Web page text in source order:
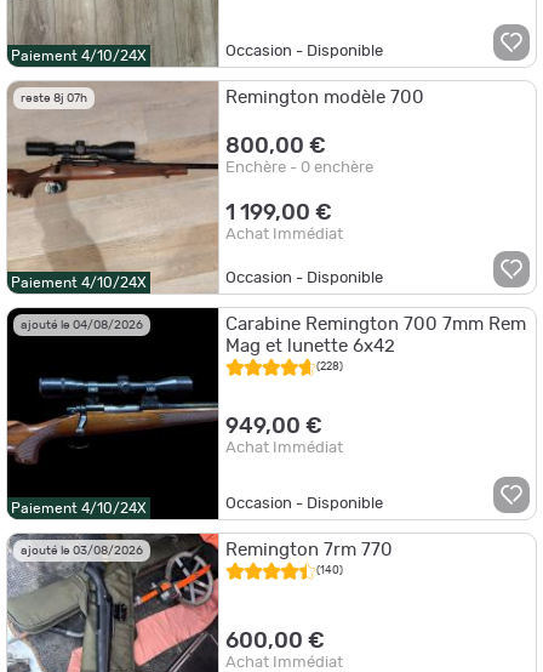
Paiement 4/10/24X Occasion - Disponible
reste 8j 07h
Paiement 4/10/24X
Remington modèle 700
800,00 €
Enchère - 0 enchère
1 199,00 €
Achat Immédiat
Occasion - Disponible
ajouté le 04/08/2026
Paiement 4/10/24X
Carabine Remington 700 7mm Rem
Mag et lunette 6x42
(228)
949,00 €
Achat Immédiat
Occasion - Disponible
ajouté le 03/08/2026 Remington 7rm 770
(140)
600,00 €
Achat Immédiat